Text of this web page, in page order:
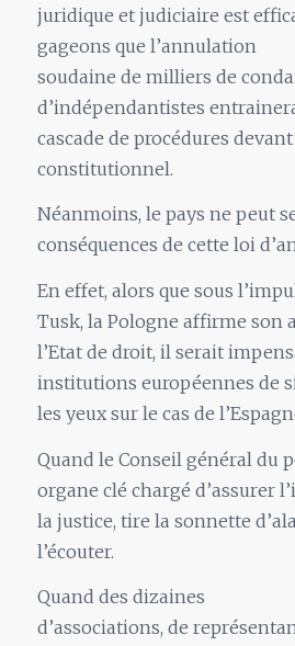
juridique et judiciaire est
gageons que l’annulation
soudaine de milliers de
d’indépendantistes
cascade de procédures
constitutionnel.
Néanmoins, le pays ne peut
conséquences de cette loi
En effet, alors que sous
Tusk, la Pologne affirme son
l’Etat de droit, il serait
institutions européennes de
les yeux sur le cas de
Quand le Conseil général du
organe clé chargé d’assurer
la justice, tire la sonnette
l’écouter.
Quand des dizaines
d’associations, de